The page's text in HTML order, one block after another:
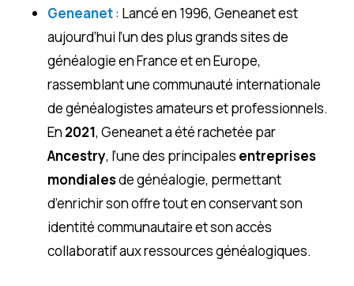
Geneanet: Lancé en 1996, Geneanet est
aujourd’hui l’un des plus grands sites de
généalogie en France et en Europe,
rassemblant une communauté internationale
de généalogistes amateurs et professionnels.
En 2021, Geneanet a été rachetée par
Ancestry, l’une des principales entreprises
mondialesde généalogie, permettant
d’enrichir son offre tout en conservant son
identité communautaire et son accès
collaboratif aux ressources généalogiques.